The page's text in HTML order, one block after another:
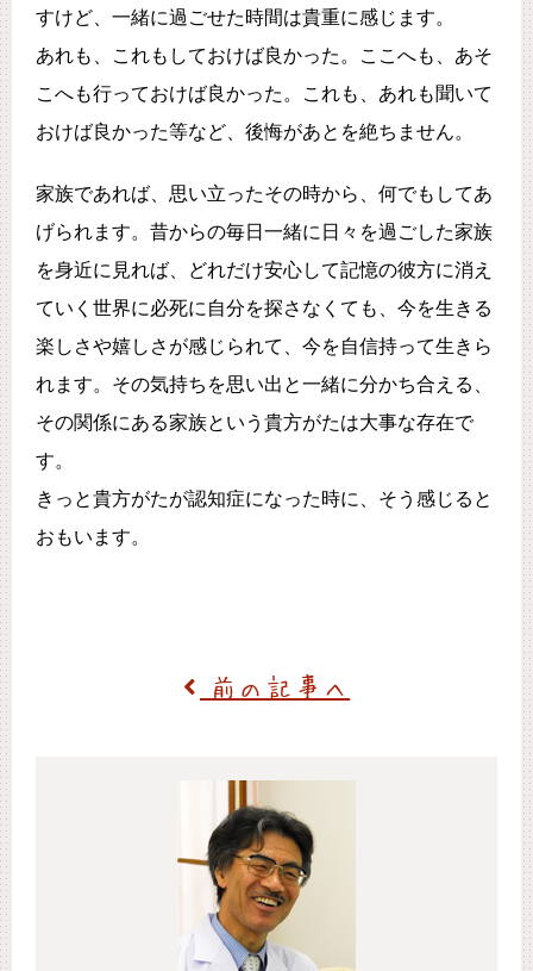
すけど、一緒に過ごせた時間は貴重に感じます。
あれも、これもしておけば良かった。ここへも、あそ
こへも行っておけば良かった。これも、あれも聞いて
おけば良かった等など、後悔があとを絶ちません。
家族であれば、思い立ったその時から、何でもしてあ
げられます。昔からの毎日一緒に日々を過ごした家族
を身近に見れば、どれだけ安心して記憶の彼方に消え
ていく世界に必死に自分を探さなくても、今を生きる
楽しさや嬉しさが感じられて、今を自信持って生きら
れます。その気持ちを思い出と一緒に分かち合える、
その関係にある家族という貴方がたは大事な存在で
す。
きっと貴方がたが認知症になった時に、そう感じると
おもいます。
前の記事へ